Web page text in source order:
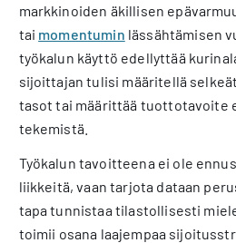
markkinoiden äkillisen
tai momentumin lässähtämisen
työkalun käyttö edellyttää
sijoittajan tulisi määritellä
tasot tai määrittää tuottotavoite
tekemistä.
Työkalun tavoitteena ei ole
liikkeitä, vaan tarjota dataan
tapa tunnistaa tilastollisesti
toimii osana laajempaa